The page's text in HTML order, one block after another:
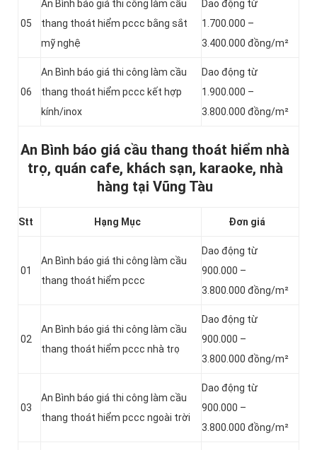
05
An Bình báo giá thi công làm cầu
thang thoát hiểm pccc bằng sắt
mỹ nghệ
Dao động từ
1.700.000 –
3.400.000 đồng/m²
06
An Bình báo giá thi công làm cầu
thang thoát hiểm pccc kết hợp
kính/inox
Dao động từ
1.900.000 –
3.800.000 đồng/m²
An Bình báo giá cầu thang thoát hiểm nhà
trọ, quán cafe, khách sạn, karaoke, nhà
hàng tại Vũng Tàu
Stt Hạng Mục Đơn giá
01
An Bình báo giá thi công làm cầu
thang thoát hiểm pccc
Dao động từ
900.000 –
3.800.000 đồng/m²
02
An Bình báo giá thi công làm cầu
thang thoát hiểm pccc nhà trọ
Dao động từ
900.000 –
3.800.000 đồng/m²
03
An Bình báo giá thi công làm cầu
thang thoát hiểm pccc ngoài trời
Dao động từ
900.000 –
3.800.000 đồng/m²